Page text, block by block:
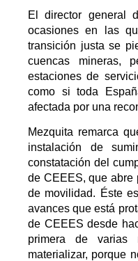
El director general
ocasiones en las
transición justa se
cuencas mineras,
estaciones de
como si toda
afectada por una
Mezquita remarca
instalación de
constatación del
de CEEES, que abre
de movilidad. Éste
avances que está
de CEEES desde
primera de
materializar, porque